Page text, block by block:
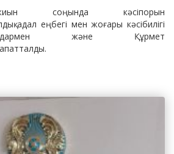
соңында кәсіпорын
адал еңбегі мен жоғары кәсібилігі
және Құрмет